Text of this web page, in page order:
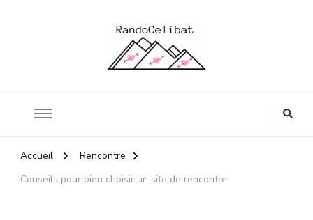
Accueil
Rencontre
Conseils pour bien choisir un site de rencontre